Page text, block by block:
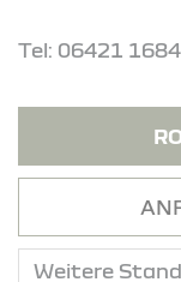
Tel: 06421